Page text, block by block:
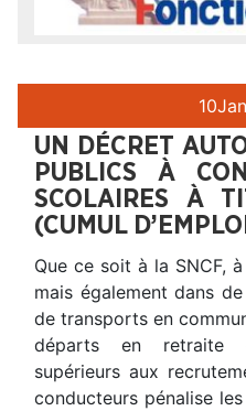
10
UN DÉCRET
PUBLICS À
SCOLAIRES À
(CUMUL
Que ce soit à la SNCF,
mais également dans
de transports en
départs en retraite
supérieurs aux
conducteurs pénalise